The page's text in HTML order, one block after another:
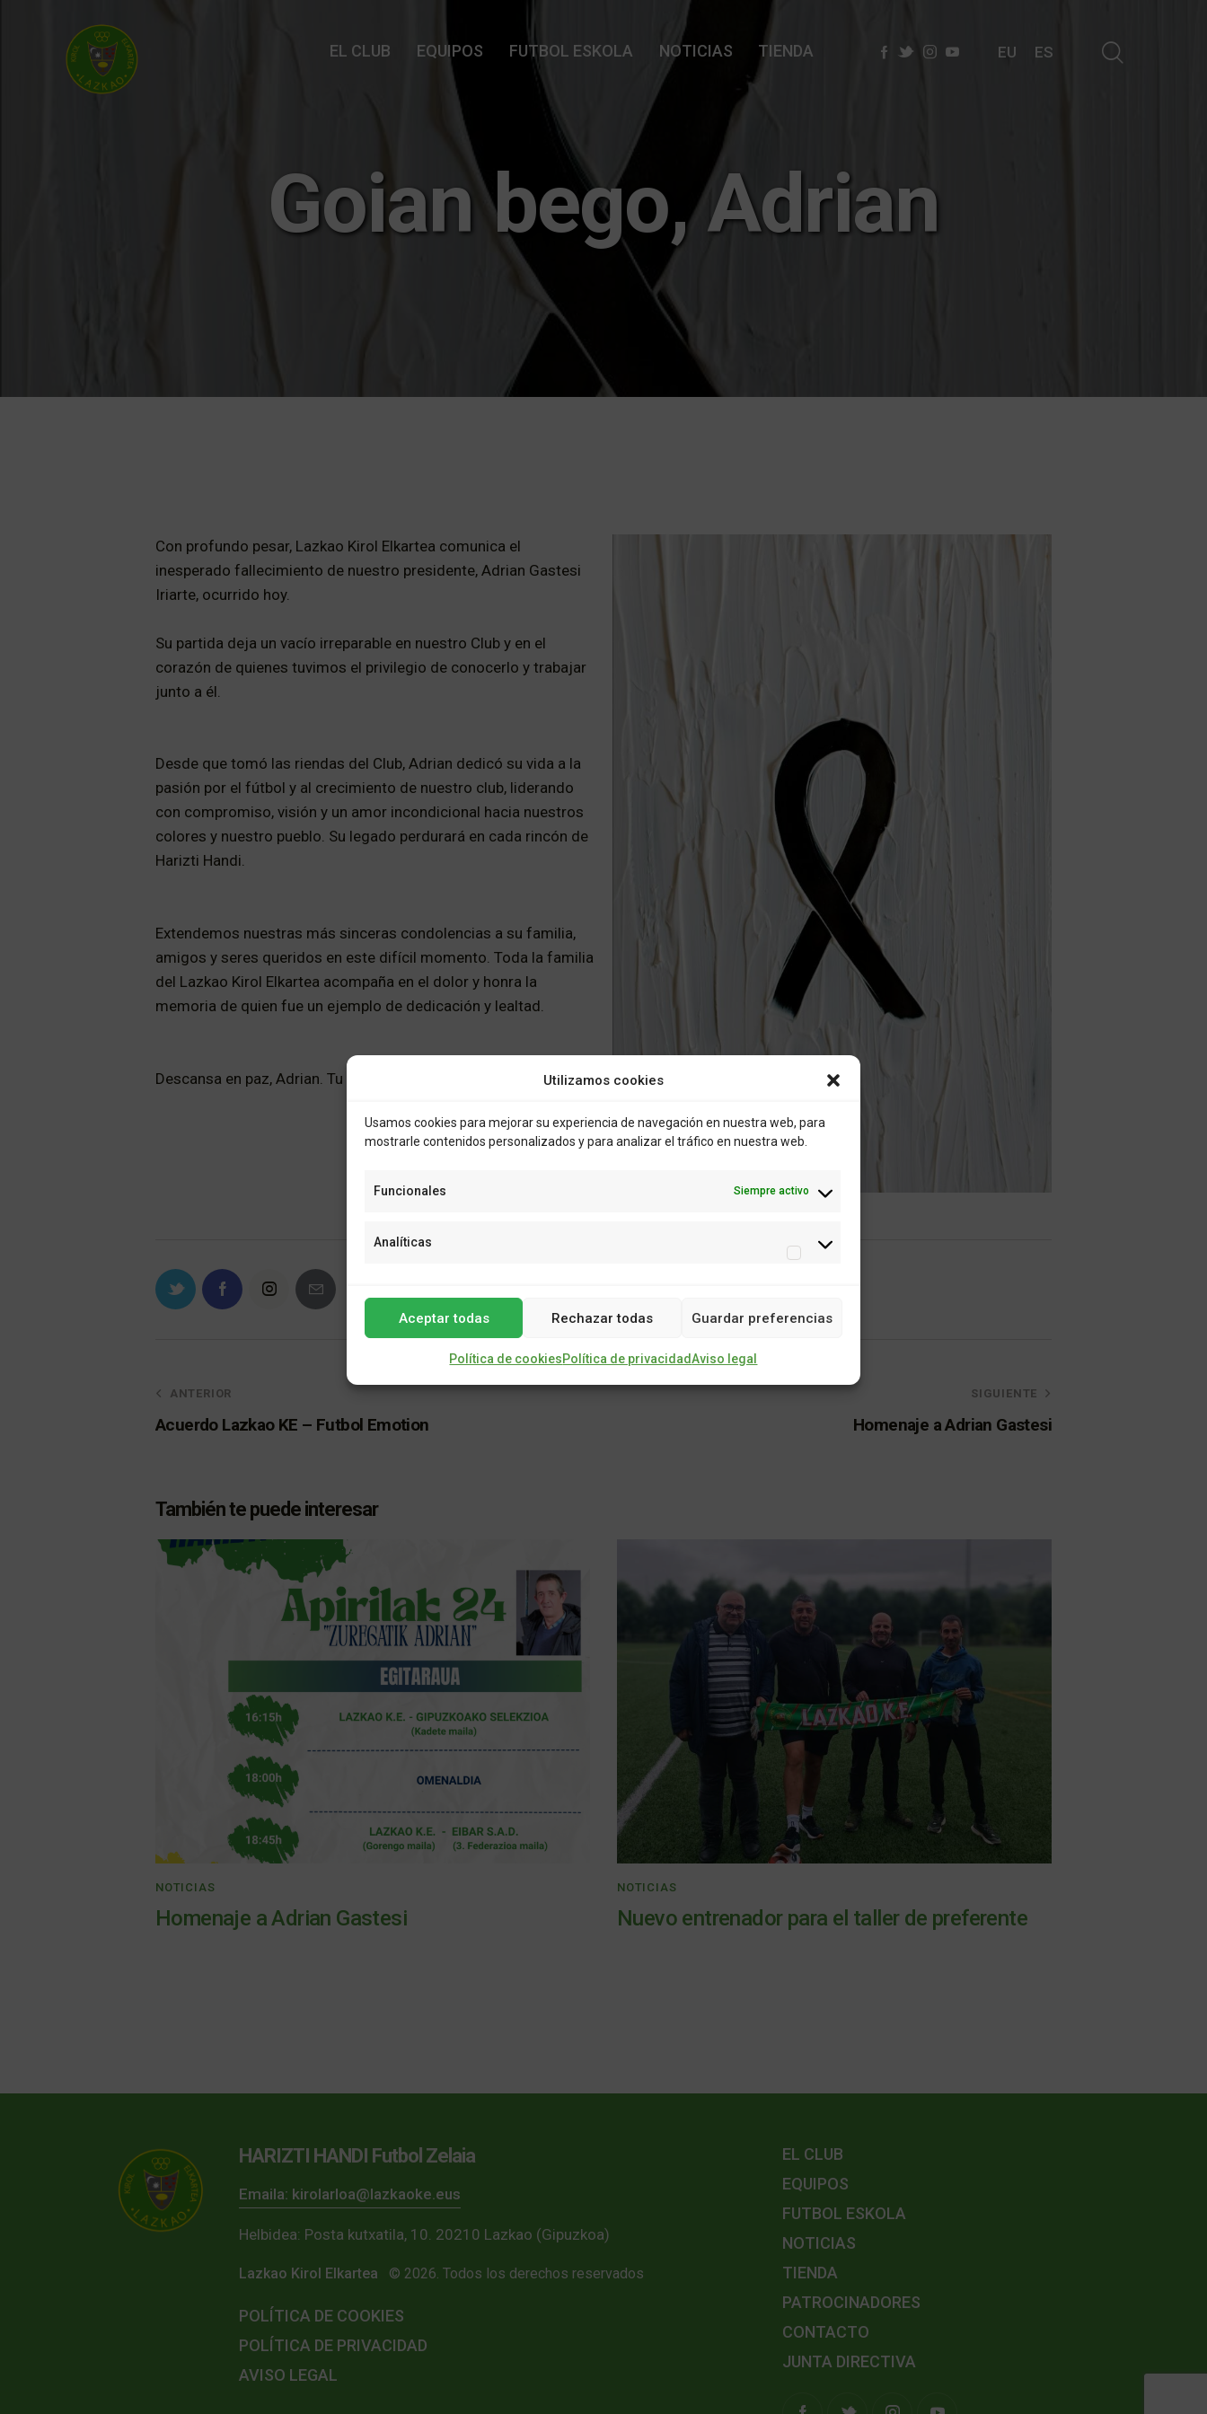
Utilizamos cookies
Usamos cookies para mejorar su experiencia de navegación en nuestra web, para
mostrarle contenidos personalizados y para analizar el tráfico en nuestra web.
Funcionales Siempre activo
Analíticas
Aceptar todas Rechazar todas Guardar preferencias
Política de cookiesPolítica de privacidadAviso legal
EL CLUB EQUIPOS FUTBOL ESKOLA NOTICIAS TIENDA EU ES
Goian bego, Adrian
Con profundo pesar, Lazkao Kirol Elkartea comunica el
inesperado fallecimiento de nuestro presidente, Adrian Gastesi
Iriarte, ocurrido hoy.
Su partida deja un vacío irreparable en nuestro Club y en el
corazón de quienes tuvimos el privilegio de conocerlo y trabajar
junto a él.
Desde que tomó las riendas del Club, Adrian dedicó su vida a la
pasión por el fútbol y al crecimiento de nuestro club, liderando
con compromiso, visión y un amor incondicional hacia nuestros
colores y nuestro pueblo. Su legado perdurará en cada rincón de
Harizti Handi.
Extendemos nuestras más sinceras condolencias a su familia,
amigos y seres queridos en este difícil momento. Toda la familia
del Lazkao Kirol Elkartea acompaña en el dolor y honra la
memoria de quien fue un ejemplo de dedicación y lealtad.
Descansa en paz, Adrian. Tu legado seguirá guiándonos.
ANTERIOR
Acuerdo Lazkao KE – Futbol Emotion
SIGUIENTE
Homenaje a Adrian Gastesi
También te puede interesar
NOTICIAS
Homenaje a Adrian Gastesi
NOTICIAS
Nuevo entrenador para el taller de preferente
HARIZTI HANDI Futbol Zelaia
Emaila: kirolarloa@lazkaoke.eus
Helbidea: Posta kutxatila, 10. 20210 Lazkao (Gipuzkoa)
Lazkao Kirol Elkartea © 2026. Todos los derechos reservados
POLÍTICA DE COOKIES
POLÍTICA DE PRIVACIDAD
AVISO LEGAL
EL CLUB
EQUIPOS
FUTBOL ESKOLA
NOTICIAS
TIENDA
PATROCINADORES
CONTACTO
JUNTA DIRECTIVA